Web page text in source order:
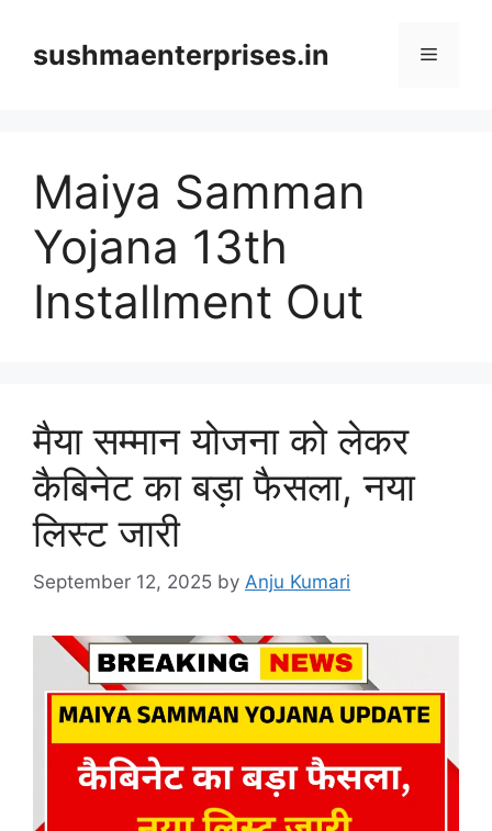
contentsushmaenterprises.in Menu
Maiya Samman
Yojana 13th
Installment Out
मैया सम्मान योजना को लेकर
कैबिनेट का बड़ा फैसला, नया
लिस्ट जारी
September 12, 2025 by Anju Kumari